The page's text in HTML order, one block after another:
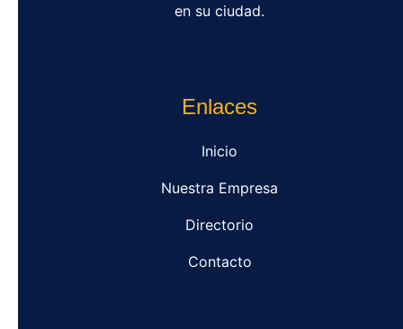
en su ciudad.
Enlaces
Inicio
Nuestra Empresa
Directorio
Contacto